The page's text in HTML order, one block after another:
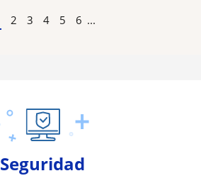
2 3 4 5 6 ...
Seguridad